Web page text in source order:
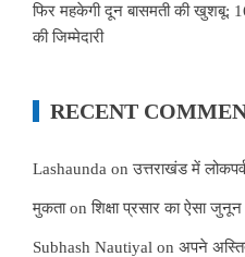
फिर महकेगी दून बासमती की खुशबू:
की जिम्मेदारी
RECENT
Lashaunda onउत्तराखंड में
मुकताonशिक्षा प्रसार का ऐसा
Subhash Nautiyal on अपने